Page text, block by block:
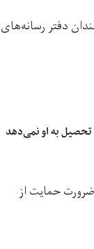
دفتر رسانه‌های
تحصیل به او نمی‌دهد
حمایت از